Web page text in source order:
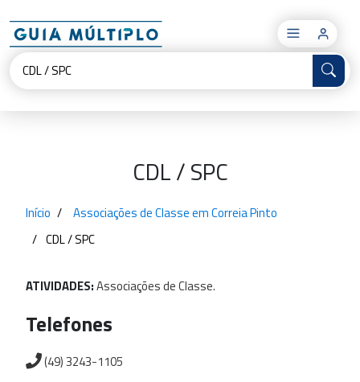
×
CDL / SPC
Início
Associações de Classe em Correia Pinto
CDL / SPC
ATIVIDADES:AssociaçõesdeClasse.
Telefones
(49) 3243-1105